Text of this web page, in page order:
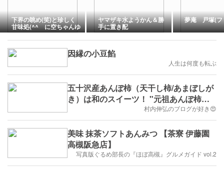
下界の眺め(笑)と珍しく
甘味処(^^ゞに空ちゃんゆ
ずちゃん♪
ヤマザキ水ようかん＆勝
手に置き配
夢庵 戸塚(フ
因縁の小豆餡
人生は何度も転ぶ
五十沢産あんぽ柿（天干し柿/あまぼしが
き）は和のスイーツ！ "元祖あんぽ柿の
里" 福島県伊達市のふるさと納税返礼品
村内伸弘のブログが好き😍
美味 抹茶ソフトあんみつ 【茶寮 伊藤園
高槻阪急店】
写真版ぐるめ部長の『ほぼ高槻』グルメガイド vol.2